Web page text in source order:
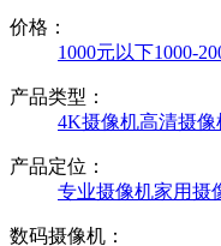
价格：
1000元以下1000-
产品类型：
4K摄像机高清摄像
产品定位：
专业摄像机家用摄
数码摄像机：